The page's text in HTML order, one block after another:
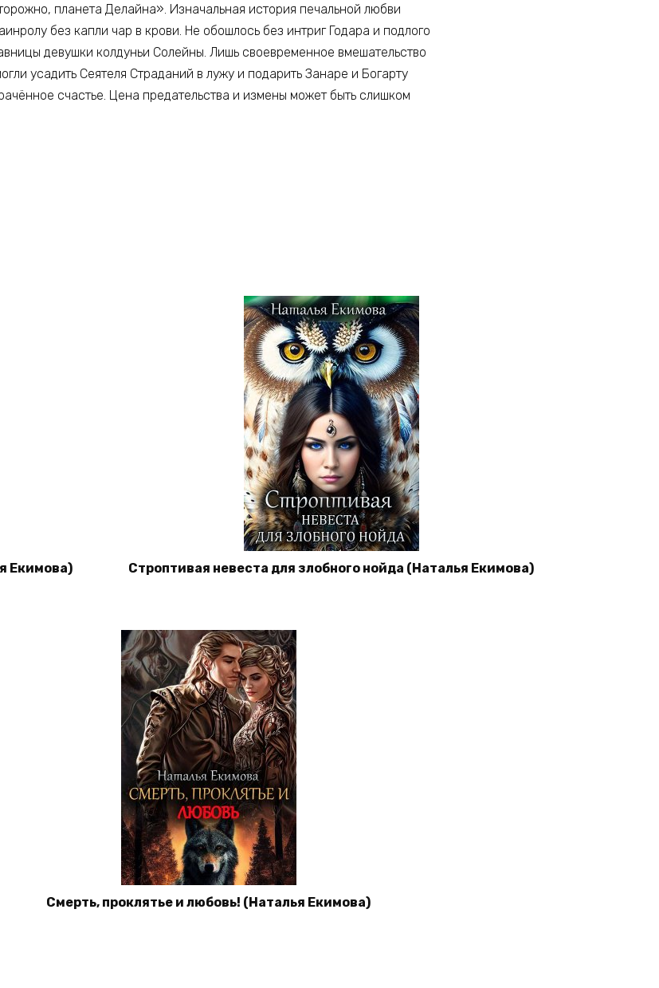
планета Делайна». Изначальная история печальной любви
без капли чар в крови. Не обошлось без интриг Годара и подлого
девушки колдуньи Солейны. Лишь своевременное вмешательство
усадить Сеятеля Страданий в лужу и подарить Занаре и Богарту
счастье. Цена предательства и измены может быть слишком
Екимова) Строптивая невеста для злобного нойда (Наталья Екимова)
Смерть, проклятье и любовь! (Наталья Екимова)